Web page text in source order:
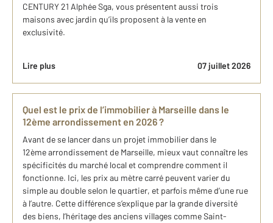
CENTURY 21 Alphée Sga, vous présentent aussi trois
maisons avec jardin qu’ils proposent à la vente en
exclusivité.
Lire plus 07 juillet 2026
Quel est le prix de l’immobilier à Marseille dans le
12ème arrondissement en 2026 ?
Avant de se lancer dans un projet immobilier dans le
12ème arrondissement de Marseille, mieux vaut connaître les
spécificités du marché local et comprendre comment il
fonctionne. Ici, les prix au mètre carré peuvent varier du
simple au double selon le quartier, et parfois même d’une rue
à l’autre. Cette différence s’explique par la grande diversité
des biens, l’héritage des anciens villages comme Saint-